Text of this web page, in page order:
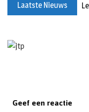
Laatste Nieuws
Geef een reactie